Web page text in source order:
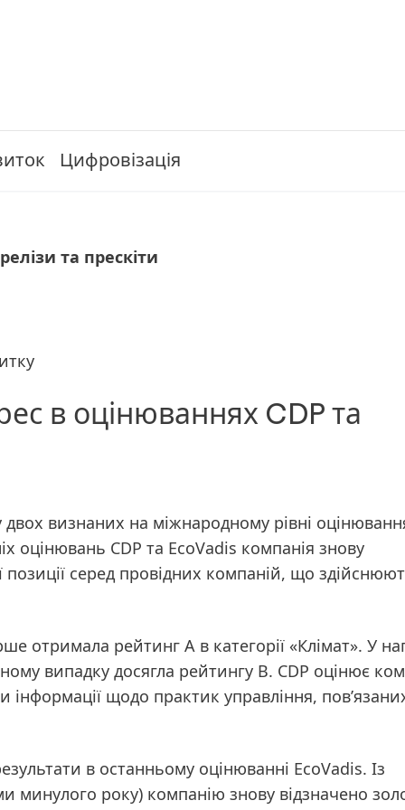
Цифровізація
та прескіти
в оцінюваннях CDP та
визнаних на міжнародному рівні
оцінювань CDP та EcoVadis компанія знову
позиції серед провідних компаній, що
отримала рейтинг A в категорії «Клімат». У
випадку досягла рейтингу B. CDP оцінює
інформації щодо практик управління,
в останньому оцінюванні EcoVadis. Із
минулого року) компанію знову відзначено